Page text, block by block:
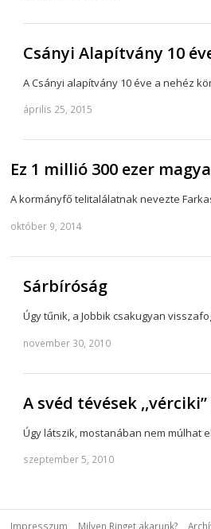
Csányi Alapítvány 10
A Csányi alapítvány 10 éve a nehéz
április 25, 2015
Ez 1 millió 300 ezer
A kormányfő telitalálatnak nevezte
október 9, 2014
Sárbíróság
Úgy tűnik, a Jobbik csakugyan
november 30, 2010
A svéd tévések
Úgy látszik, mostanában nem múlhat
szeptember 5, 2010
Impresszum Milyen Ringet akarunk?